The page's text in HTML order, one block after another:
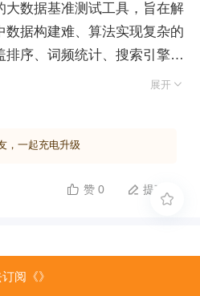
大数据基准测试工具，旨在解
数据构建难、算法实现复杂的
排序、词频统计、搜索引擎
（分类、聚类）及数据库查
需生成指定规模（如 TB 级）
琐的数据准备与程序开发工作
浪费。对于已搭建生产环境或
展开 
，一起充电升级
 赞 0  提建议
阅《》
